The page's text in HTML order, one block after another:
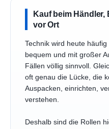
Kauf beim
vor Ort
Technik wird heute
bequem und mit großer
Fällen völlig sinnvoll.
oft genau die Lücke, die
Auspacken, einrichten,
verstehen.
Deshalb sind die Rollen